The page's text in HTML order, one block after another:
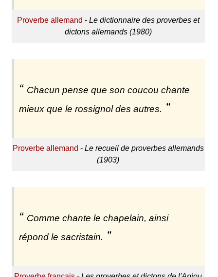
Proverbe allemand - Le dictionnaire des proverbes et
dictons allemands (1980)
Chacun pense que son coucou chante
mieux que le rossignol des autres.
Proverbe allemand - Le recueil de proverbes allemands
(1903)
Comme chante le chapelain, ainsi
répond le sacristain.